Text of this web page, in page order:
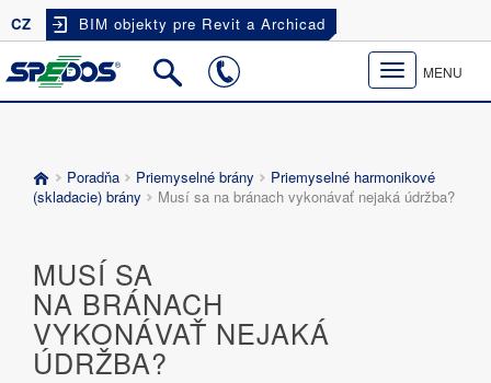
CZ BIM objekty pre Revit a Archicad
Toggle
navigation
MENU
Poradňa Priemyselné brány
Priemyselné harmonikové
(skladacie) brány
Musí sa na bránach vykonávať nejaká údržba?
MUSÍ SA
NA BRÁNACH
VYKONÁVAŤ NEJAKÁ
ÚDRŽBA?